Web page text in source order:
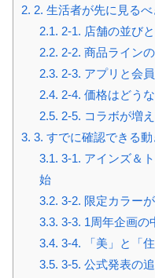
2. 2. 生活者が先に見るべ
2.1. 2-1. 店舗の並び
2.2. 2-2. 商品ライン
2.3. 2-3. アプリと会
2.4. 2-4. 価格はどう
2.5. 2-5. コラボが増
3. 3. すでに確認できる
3.1. 3-1. アインズ＆
始
3.2. 3-2. 限定カラー
3.3. 3-3. 1周年企画の
3.4. 3-4. 「美」と「
3.5. 3-5. 公式発表の